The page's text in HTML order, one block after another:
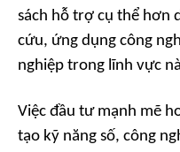
sách hỗ trợ cụ thể hơn
cứu, ứng dụng công
nghiệp trong lĩnh vực
Việc đầu tư mạnh mẽ
tạo kỹ năng số, công